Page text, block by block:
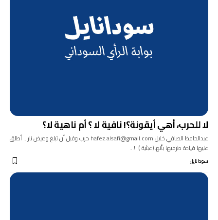
لا للحرب، أهي أيقونة؟! نافية لا ؟ أم ناهية لا؟
عبدالحافظ الصافي خليل hafez.alsafi@gmail.com حرب وقبل أن تبلغ وميض نار .. أطلق
عليها قيادة طرفيها بأنها(عبثية ) !!…
سودانايل